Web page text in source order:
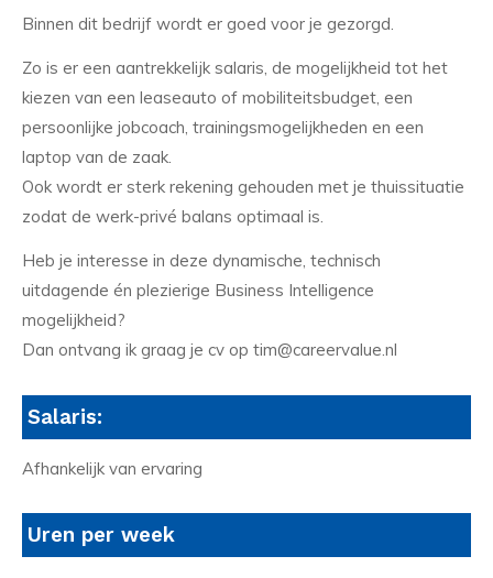
Binnen dit bedrijf wordt er goed voor je gezorgd.
Zo is er een aantrekkelijk salaris, de mogelijkheid tot het
kiezen van een leaseauto of mobiliteitsbudget, een
persoonlijke jobcoach, trainingsmogelijkheden en een
laptop van de zaak.
Ook wordt er sterk rekening gehouden met je thuissituatie
zodat de werk-privé balans optimaal is.
Heb je interesse in deze dynamische, technisch
uitdagende én plezierige Business Intelligence
mogelijkheid?
Dan ontvang ik graag je cv op tim@careervalue.nl
Salaris:
Afhankelijk van ervaring
Uren per week